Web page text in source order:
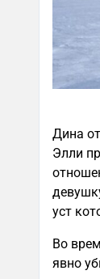
Дина
Элли
уст
Во
явно